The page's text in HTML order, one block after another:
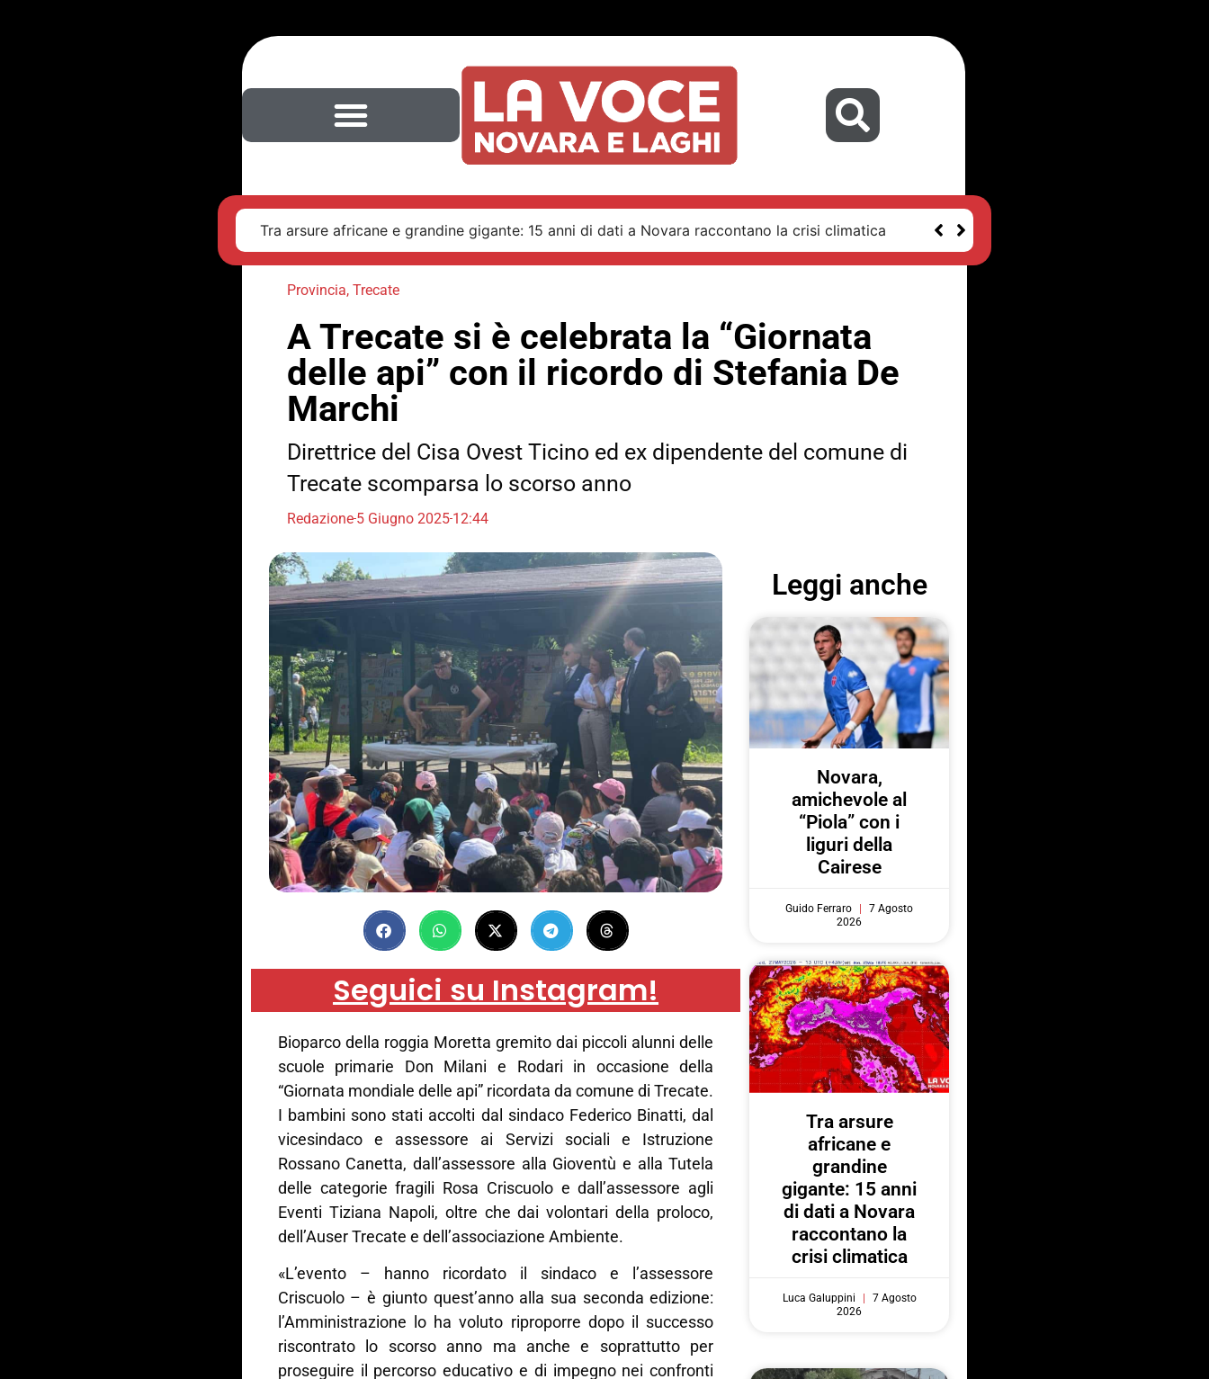
Tra arsure africane e grandine gigante: 15 anni di dati a Novara raccontano la crisi climatica
Provincia, Trecate
A Trecate si è celebrata la “Giornata
delle api” con il ricordo di Stefania De
Marchi
Direttrice del Cisa Ovest Ticino ed ex dipendente del comune di
Trecate scomparsa lo scorso anno
Redazione5 Giugno 202512:44
Seguici su Instagram!
Bioparco della roggia Moretta gremito dai piccoli alunni delle
scuole primarie Don Milani e Rodari in occasione della
“Giornata mondiale delle api” ricordata da comune di Trecate.
I bambini sono stati accolti dal sindaco Federico Binatti, dal
vicesindaco e assessore ai Servizi sociali e Istruzione
Rossano Canetta, dall’assessore alla Gioventù e alla Tutela
delle categorie fragili Rosa Criscuolo e dall’assessore agli
Eventi Tiziana Napoli, oltre che dai volontari della proloco,
dell’Auser Trecate e dell’associazione Ambiente.
«L’evento – hanno ricordato il sindaco e l’assessore
Criscuolo – è giunto quest’anno alla sua seconda edizione:
l’Amministrazione lo ha voluto riproporre dopo il successo
riscontrato lo scorso anno ma anche e soprattutto per
proseguire il percorso educativo e di impegno nei confronti
Leggi anche
Novara,
amichevole al
“Piola” con i
liguri della
Cairese
Guido Ferraro
7 Agosto
2026
Tra arsure
africane e
grandine
gigante: 15 anni
di dati a Novara
raccontano la
crisi climatica
Luca Galuppini
7 Agosto
2026